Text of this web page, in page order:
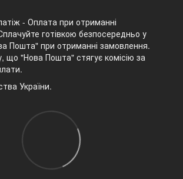
- Оплата при отриманні
готівкою безпосередньо у
Пошта" при отриманні замовлення.
що "Нова Пошта" стягує комісію за
України.